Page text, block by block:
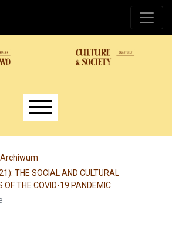
menu
Archiwum
THE SOCIAL AND CULTURAL
OF THE COVID-19 PANDEMIC